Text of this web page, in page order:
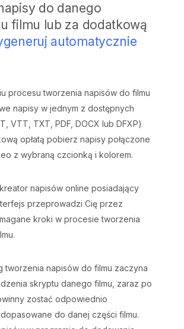
do danego
filmu lub za dodatkową
automatycznie
procesu tworzenia napisów do filmu
napisy w jednym z dostępnych
VTT, TXT, PDF, DOCX lub DFXP)
opłatą pobierz napisy połączone
z wybraną czcionką i kolorem.
napisów online posiadający
przeprowadzi Cię przez
kroki w procesie tworzenia
tworzenia napisów do filmu zaczyna
skryptu danego filmu, zaraz po
zostać odpowiednio
do danej części filmu.